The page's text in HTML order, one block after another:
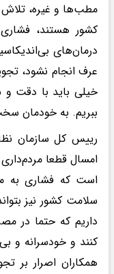
مطب‌ها و غیره، تلاش
کشور هستند،
درمان‌های
عرف انجام نشود،
خیلی باید با دقت
ببریم. به خودمان
رییس کل سازمان
امسال قطعا
است که فشاری به
سلامت کشور نیز
داریم که حتما در
کنند و خودسرانه و
همکاران اصرار بر